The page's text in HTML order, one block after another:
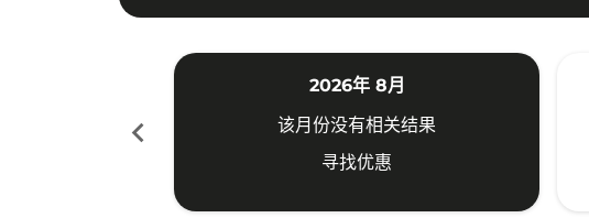
chevron_left
2026年 8月
该月份没有相关结果
寻找优惠